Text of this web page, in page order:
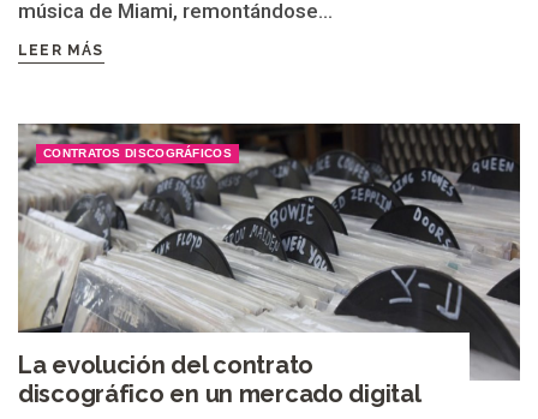
música de Miami, remontándose...
LEER MÁS
CONTRATOS DISCOGRÁFICOS
La evolución del contrato
discográfico en un mercado digital